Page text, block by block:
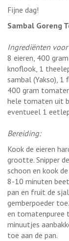
Fijne dag!
Sambal Goreng
Ingrediënten
8 eieren, 400
knoflook, 1
sambal (Yakso),
400 gram
hele tomaten uit
eventueel 1
Bereiding:
Kook de eieren
grootte. Snipper
schoon en kook
8-10 minuten
pan en fruit de
gemberpoeder
en tomatenpuree
minuutjes
toe aan de pan.